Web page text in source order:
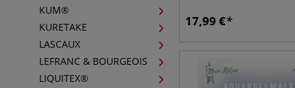
KUM®
KURETAKE
LASCAUX
LEFRANC & BOURGEOIS
LIQUITEX®
17,99 €